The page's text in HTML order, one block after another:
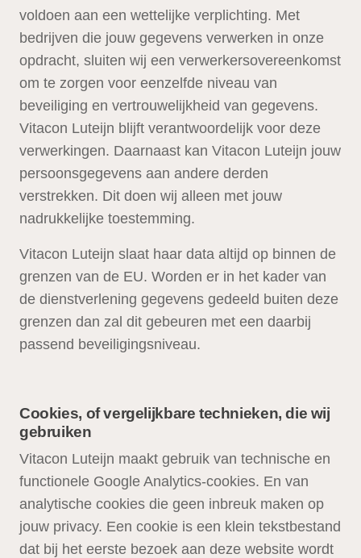
voldoen aan een wettelijke verplichting. Met
bedrijven die jouw gegevens verwerken in onze
opdracht, sluiten wij een verwerkersovereenkomst
om te zorgen voor eenzelfde niveau van
beveiliging en vertrouwelijkheid van gegevens.
Vitacon Luteijn blijft verantwoordelijk voor deze
verwerkingen. Daarnaast kan Vitacon Luteijn jouw
persoonsgegevens aan andere derden
verstrekken. Dit doen wij alleen met jouw
nadrukkelijke toestemming.
Vitacon Luteijn slaat haar data altijd op binnen de
grenzen van de EU. Worden er in het kader van
de dienstverlening gegevens gedeeld buiten deze
grenzen dan zal dit gebeuren met een daarbij
passend beveiligingsniveau.
Cookies, of vergelijkbare technieken, die wij
gebruiken
Vitacon Luteijn maakt gebruik van technische en
functionele Google Analytics-cookies. En van
analytische cookies die geen inbreuk maken op
jouw privacy. Een cookie is een klein tekstbestand
dat bij het eerste bezoek aan deze website wordt